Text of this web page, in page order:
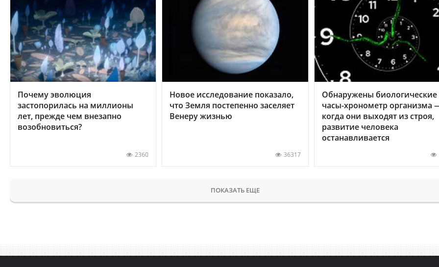
Почему эволюция
застопорилась на миллионы
лет, прежде чем внезапно
возобновиться?
2360
Новое исследование показало,
что Земля постепенно заселяет
Венеру жизнью
36317
Обнаружены биологические
часы-хронометр организма
когда они выходят из строя,
развитие человека
останавливается
ПОКАЗАТЬ ЕЩЕ